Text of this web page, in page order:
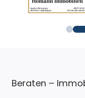
Beraten –